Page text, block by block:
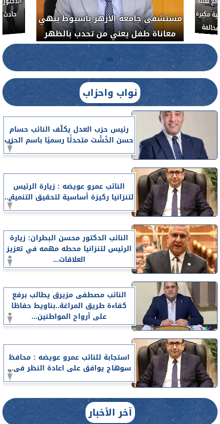
مستشفى جامعة
معاناة طفل
العلاج الحر بمنفلوط بالتعاون مع هيئة
الدواء المصرية يشن حملة رقابية مكبرة
لضبط المنشآت الطبية المخالفة .....
نواب واحزاب
رئيس حزب العدل يكلّف النائب حسام
حسن الخُشْت متحدثًا رسميًا باسم الحزب
النائب عمرو عويضه : زيارة الرئيس
لتنزانيا ركيزة أساسية لتحقيق التنمية...
النائب الدكتور محسن البطران: زيارة
الرئيس لتنزانيا محطه مهمه في تعزيز
العلاقات...
النائب مصطفى مزيرق يطالب برفع
كفاءة طريق المراغة..بناويط حفاظا
على أرواح المواطنين...
استجابة للنائب عمرو عويضه : محافظ
سوهاج يوافق على اعادة النظر فى...
آخر الأخبار